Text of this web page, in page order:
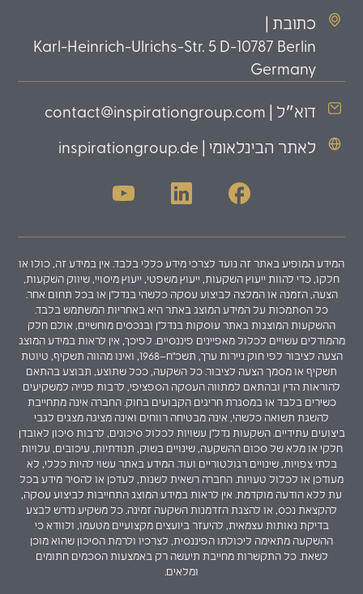
כתובת |
Karl-Heinrich-Ulrichs-Str. 5 D-10787 Berlin
Germany
דוא״ל | contact@inspirationgroup.com
לאתר הבינלאומי | inspirationgroup.de
המידע המופיע באתר זה נועד לצרכי מידע כללי בלבד. אין במידע זה, כולו או
חלקו, כדי להוות ייעוץ השקעות, ייעוץ משפטי, ייעוץ מיסויי, שיווק השקעות,
הצעה, הזמנה או המלצה לביצוע עסקה כלשהי בנדל"ן או בכל תחום אחר.
כל הסתמכות על המידע המוצג באתר היא באחריות המשתמש בלבד.
ההשקעות המוצגות באתר עוסקות בנדל"ן ובנכסים מוחשיים, אולם חלק
מהמודלים עשויים לכלול מאפיינים פיננסיים. לפיכך, אין לראות במידע המוצג
הצעה לציבור לפי חוק ניירות ערך, תשכ"ח–1968, ואינו מהווה תשקיף, טיוטת
תשקיף או מסמך הצעה לציבור. כל השקעה, ככל שתוצע, תבוצע בהתאם
להוראות הדין ובהתאם למתווה העסקה הספציפי, לרבות פנייה למשקיעים
כשירים בלבד או במסגרת חריגים הקבועים בחוק. החברה אינה מתחייבת
להשגת תשואה כלשהי, אינה מבטיחה רווחים ואינה מציגה מצגים לגבי
ביצועים עתידיים. השקעות נדל"ן עשויות לכלול סיכונים, לרבות סיכון לאובדן
חלקי או מלא של סכום ההשקעה, שינויים בשוק, תנודתיות, עיכובים, עלויות
בלתי צפויות, שינויים רגולטוריים ועוד. המידע באתר עשוי להיות כללי, לא
מעודכן או לכלול טעויות. החברה רשאית לשנות, לעדכן או להסיר מידע בכל
עת ללא הודעה מוקדמת. אין לראות במידע המוצג התחייבות לביצוע עסקה,
להקצאת נכס, או להצגת הזדמנות השקעה זמינה. כל משקיע נדרש לבצע
בדיקת נאותות עצמאית, להיעזר ביועצים מקצועיים מטעמו, ולוודא כי
ההשקעה מתאימה ליכולתו הפיננסית, לצרכיו ולרמת הסיכון שהוא מוכן
לשאת. כל התקשרות מחייבת תיעשה רק באמצעות הסכמים חתומים
ומלאים.